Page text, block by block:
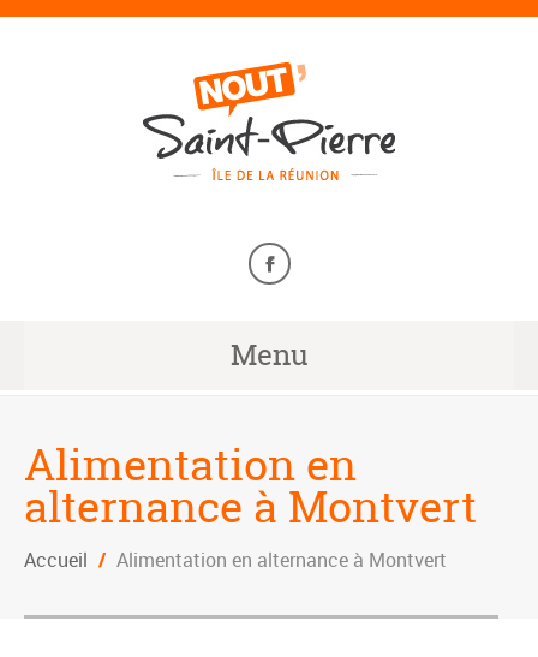
Menu
Alimentation en
alternance à Montvert
Accueil / Alimentation en alternance à Montvert